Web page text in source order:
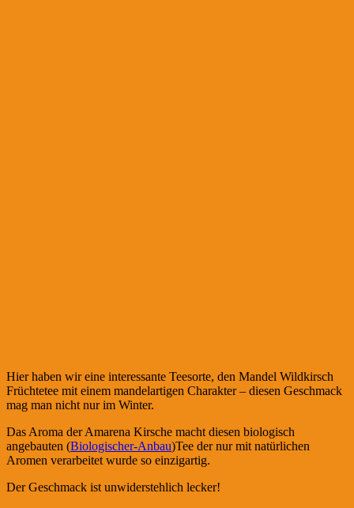
Hier haben wir eine interessante Teesorte, den Mandel Wildkirsch
Früchtetee mit einem mandelartigen Charakter – diesen Geschmack
mag man nicht nur im Winter.
Das Aroma der Amarena Kirsche macht diesen biologisch
angebauten (Biologischer-Anbau)Tee der nur mit natürlichen
Aromen verarbeitet wurde so einzigartig.
Der Geschmack ist unwiderstehlich lecker!